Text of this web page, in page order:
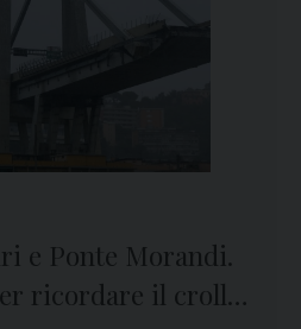
e Ponte Morandi.
ricordare il crollo